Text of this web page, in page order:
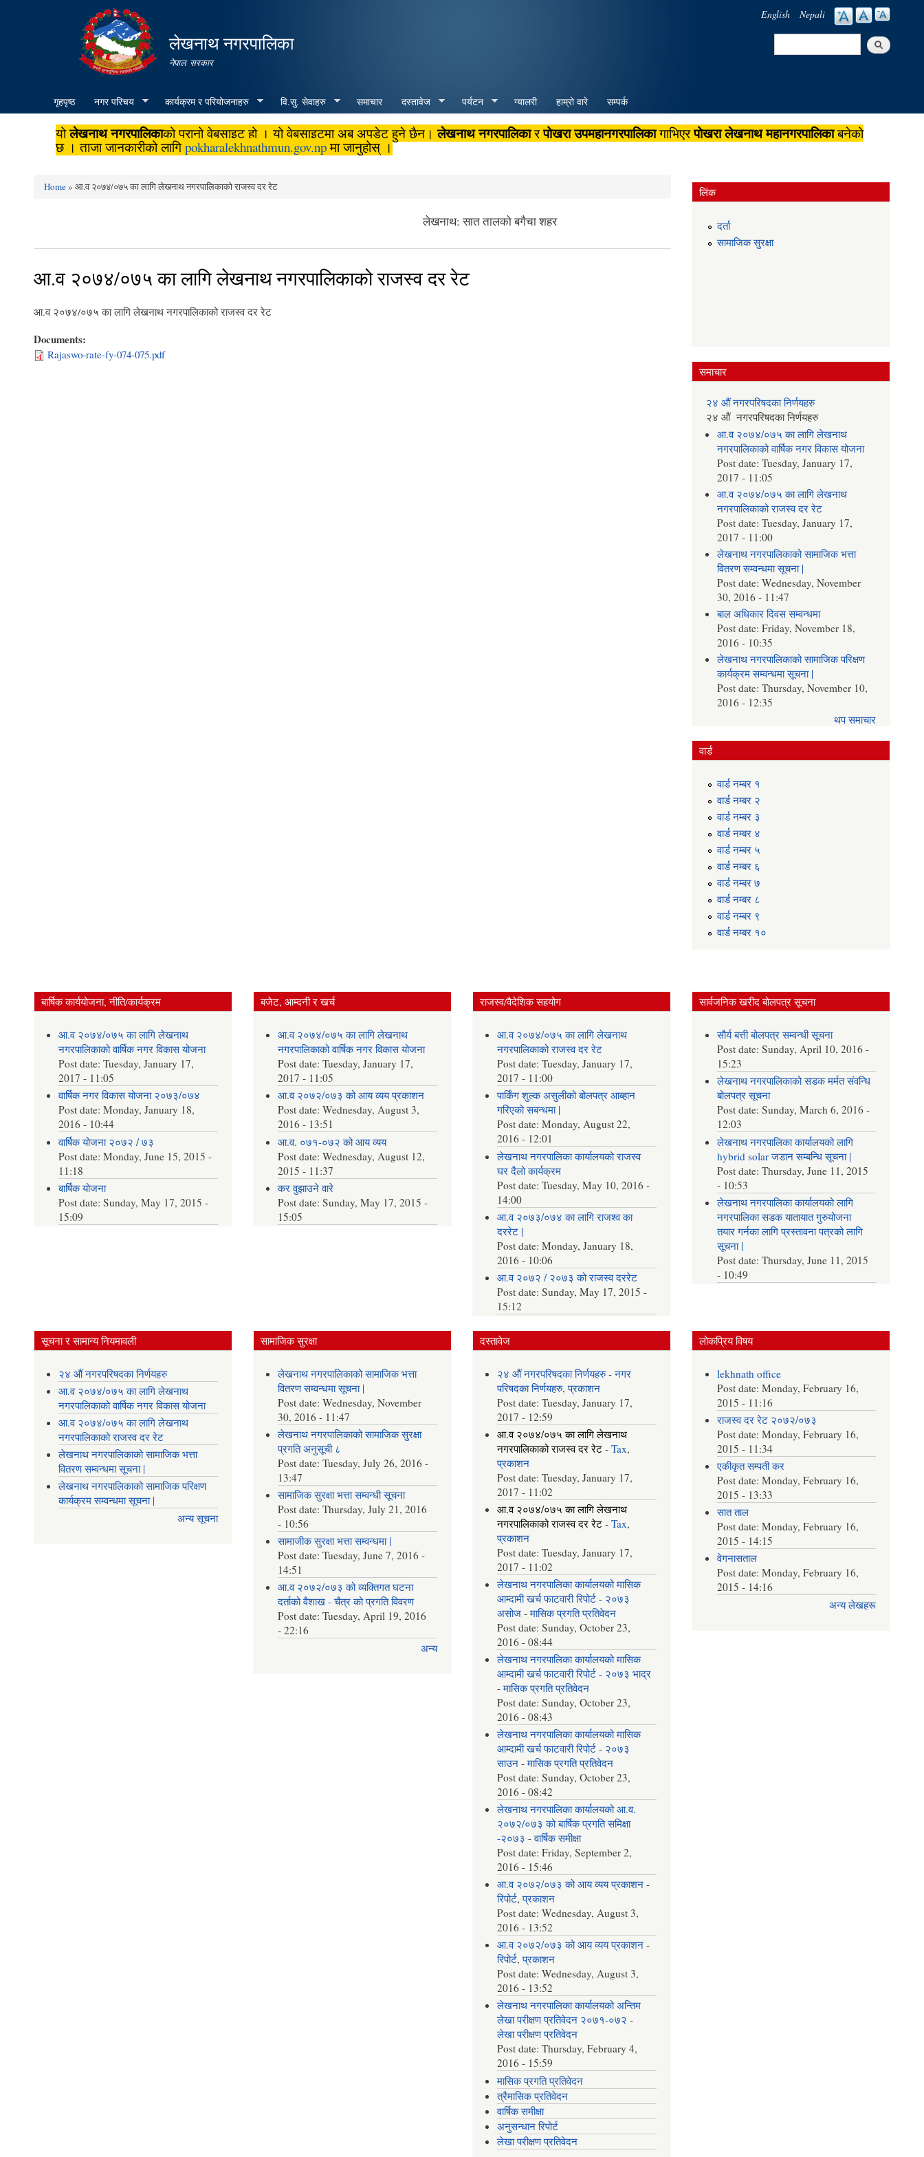
लेखनाथ नगरपालिका
नेपाल सरकार
English Nepali
Search
गृहपृष्ठ नगर परिचय कार्यक्रम र परियोजनाहरु वि.सु. सेवाहरु समाचार दस्तावेज पर्यटन ग्यालरी हाम्रो वारे सम्पर्क
योलेखनाथ नगरपालिकाको पुरानो वेबसाइट हो । यो वेबसाइटमा अब अपडेट हुने छैन।लेखनाथ नगरपालिकारपोखरा उपमहानगरपालिकागाभिएरपोखरा लेखनाथ महानगरपालिकाबनेको
छ । ताजा जानकारीको लागि pokharalekhnathmun.gov.npमा जानुहोस् ।
Home» आ.व २०७४/०७५ का लागि लेखनाथ नगरपालिकाको राजस्व दर रेट
लेखनाथ: सात तालको बगैचा शहर
आ.व २०७४/०७५ का लागि लेखनाथ नगरपालिकाको राजस्व दर रेट
आ.व २०७४/०७५ का लागि लेखनाथ नगरपालिकाको राजस्व दर रेट
Documents:
Rajaswo-rate-fy-074-075.pdf
लिंक
दर्ता
सामाजिक सुरक्षा
समाचार
२४ औं नगरपरिषदका निर्णयहरु
२४ औं नगरपरिषदका निर्णयहरु
आ.व २०७४/०७५ का लागि लेखनाथ
नगरपालिकाको वार्षिक नगर विकास योजना
Post date: Tuesday, January 17,
2017 - 11:05
आ.व २०७४/०७५ का लागि लेखनाथ
नगरपालिकाको राजस्व दर रेट
Post date: Tuesday, January 17,
2017 - 11:00
लेखनाथ नगरपालिकाको सामाजिक भत्ता
वितरण सम्वन्धमा सूचना |
Post date: Wednesday, November
30, 2016 - 11:47
बाल अधिकार दिवस सम्वन्धमा
Post date: Friday, November 18,
2016 - 10:35
लेखनाथ नगरपालिकाको सामाजिक परिक्षण
कार्यक्रम सम्वन्धमा सूचना |
Post date: Thursday, November 10,
2016 - 12:35
थप समाचार
वार्ड
वार्ड न‌म्बर १
वार्ड न‌म्बर २
वार्ड न‌म्बर ३
वार्ड न‌म्बर ४
वार्ड न‌म्बर ५
वार्ड न‌म्बर ६
वार्ड न‌म्बर ७
वार्ड न‌म्बर ८
वार्ड न‌म्बर ९
वार्ड न‌म्बर १०
बार्षिक कार्ययोजना, नीति/कार्यक्रम
आ.व २०७४/०७५ का लागि लेखनाथ
नगरपालिकाको वार्षिक नगर विकास योजना
Post date: Tuesday, January 17,
2017 - 11:05
वार्षिक नगर विकास योजना २०७३/०७४
Post date: Monday, January 18,
2016 - 10:44
वार्षिक योजना २०७२ / ७३
Post date: Monday, June 15, 2015 -
11:18
बार्षिक योजना
Post date: Sunday, May 17, 2015 -
15:09
बजेट, आम्दनी र खर्च
आ.व २०७४/०७५ का लागि लेखनाथ
नगरपालिकाको वार्षिक नगर विकास योजना
Post date:Tuesday, January 17,
2017 - 11:05
आ.व २०७२/०७३ को आय व्यय प्रकाशन
Post date:Wednesday, August 3,
2016 - 13:51
आ.व. ०७१-०७२ को आय व्यय
Post date:Wednesday, August 12,
2015 - 11:37
कर वुझाउने वारे
Post date:Sunday, May 17, 2015 -
15:05
राजस्व/वैदेशिक सहयोग
आ.व २०७४/०७५ का लागि लेखनाथ
नगरपालिकाको राजस्व दर रेट
Post date:Tuesday, January 17,
2017 - 11:00
पार्किंग शुल्क असुलीको बोलपत्र आब्हान
गरिएको सबन्धमा |
Post date:Monday, August 22,
2016 - 12:01
लेखनाथ नगरपालिका कार्यालयको राजस्व
घर दैलो कार्यक्रम
Post date:Tuesday, May 10, 2016 -
14:00
आ.व २०७३/०७४ का लागि राजश्व का
दररेट |
Post date:Monday, January 18,
2016 - 10:06
आ.व २०७२ / २०७३ को राजस्व दररेट
Post date:Sunday, May 17, 2015 -
15:12
सार्वजनिक खरीद बोलपत्र सूचना
सौर्य बत्ती बोलपत्र सम्वन्धी सूचना
Post date: Sunday, April 10, 2016 -
15:23
लेखनाथ नगरपालिकाको सडक मर्मत संवन्धि
बोलपत्र सूचना
Post date: Sunday, March 6, 2016 -
12:03
लेखनाथ नगरपालिका कार्यालयको लागि
hybrid solar जडान सम्बन्धि सूचना |
Post date: Thursday, June 11, 2015
- 10:53
लेखनाथ नगरपालिका कार्यालयको लागि
नगरपालिका सडक यातायात गुरुयोजना
तयार गर्नका लागि प्रस्तावना पत्रको लागि
सूचना |
Post date: Thursday, June 11, 2015
- 10:49
सूचना र सामान्य नियमावली
२४ औं नगरपरिषदका निर्णयहरु
आ.व २०७४/०७५ का लागि लेखनाथ
नगरपालिकाको वार्षिक नगर विकास योजना
आ.व २०७४/०७५ का लागि लेखनाथ
नगरपालिकाको राजस्व दर रेट
लेखनाथ नगरपालिकाको सामाजिक भत्ता
वितरण सम्वन्धमा सूचना |
लेखनाथ नगरपालिकाको सामाजिक परिक्षण
कार्यक्रम सम्वन्धमा सूचना |
अन्य सूचना
सामाजिक सुरक्षा
लेखनाथ नगरपालिकाको सामाजिक भत्ता
वितरण सम्वन्धमा सूचना |
Post date:Wednesday, November
30, 2016 - 11:47
लेखनाथ नगरपालिकाको सामाजिक सुरक्षा
प्रगति अनुसूची ८
Post date:Tuesday, July 26, 2016 -
13:47
सामाजिक सुरक्षा भत्ता सम्वन्धी सूचना
Post date:Thursday, July 21, 2016
- 10:56
सामाजीक सुरक्षा भत्ता सम्वन्धमा |
Post date:Tuesday, June 7, 2016 -
14:51
आ.व २०७२/०७३ को व्यक्तिगत घटना
दर्ताको वैशाख - चैत्र को प्रगति विवरण
Post date:Tuesday, April 19, 2016
- 22:16
अन्य
दस्तावेज
२४ औं नगरपरिषदका निर्णयहरु-नगर
परिषदका निर्णयहरु,प्रकाशन
Post date:Tuesday, January 17,
2017 - 12:59
आ.व २०७४/०७५ का लागि लेखनाथ
नगरपालिकाको राजस्व दर रेट-Tax,
प्रकाशन
Post date:Tuesday, January 17,
2017 - 11:02
आ.व २०७४/०७५ का लागि लेखनाथ
नगरपालिकाको राजस्व दर रेट-Tax,
प्रकाशन
Post date:Tuesday, January 17,
2017 - 11:02
लेखनाथ नगरपालिका कार्यालयको मासिक
आम्दामी खर्च फाटवारी रिपोर्ट - २०७३
असोज -मासिक प्रगति प्रतिवेदन
Post date:Sunday, October 23,
2016 - 08:44
लेखनाथ नगरपालिका कार्यालयको मासिक
आम्दामी खर्च फाटवारी रिपोर्ट - २०७३ भाद्र
-मासिक प्रगति प्रतिवेदन
Post date:Sunday, October 23,
2016 - 08:43
लेखनाथ नगरपालिका कार्यालयको मासिक
आम्दामी खर्च फाटवारी रिपोर्ट - २०७३
साउन-मासिक प्रगति प्रतिवेदन
Post date:Sunday, October 23,
2016 - 08:42
लेखनाथ नगरपालिका कार्यालयको आ.व.
२०७२/०७३ को बार्षिक प्रगति समिक्षा
-२०७३-वार्षिक समीक्षा
Post date:Friday, September 2,
2016 - 15:46
आ.व २०७२/०७३ को आय व्यय प्रकाशन-
रिपोर्ट,प्रकाशन
Post date:Wednesday, August 3,
2016 - 13:52
आ.व २०७२/०७३ को आय व्यय प्रकाशन-
रिपोर्ट,प्रकाशन
Post date:Wednesday, August 3,
2016 - 13:52
लेखनाथ नगरपालिका कार्यालयको अन्तिम
लेखा परीक्षण प्रतिवेदन २०७१-०७२ -
लेखा परीक्षण प्रतिवेदन
Post date:Thursday, February 4,
2016 - 15:59
मासिक प्रगति प्रतिवेदन
त्रैमासिक प्रतिवेदन
वार्षिक समीक्षा
अनुसन्धान रिपोर्ट
लेखा परीक्षण प्रतिवेदन
लोकप्रिय विषय
lekhnath office
Post date: Monday, February 16,
2015 - 11:16
राजस्व दर रेट २०७२/०७३
Post date: Monday, February 16,
2015 - 11:34
एकीकृत सम्पती कर
Post date: Monday, February 16,
2015 - 13:33
सात ताल
Post date: Monday, February 16,
2015 - 14:15
वेगनासताल
Post date: Monday, February 16,
2015 - 14:16
अन्य लेखहरू